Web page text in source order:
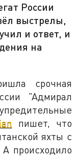
России
выстрелы,
и ответ, и
на
срочная
"Адмирал
пишет, что
яхты с
происходило